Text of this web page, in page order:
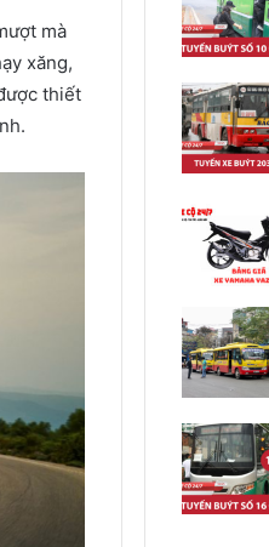
mà
xăng,
thiết